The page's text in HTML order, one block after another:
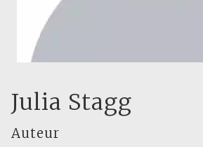
Julia Stagg
Auteur